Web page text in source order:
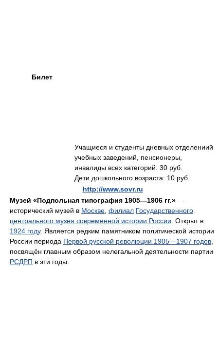
Билет
Учащиеся и студенты дневных отделениий
учебных заведений, пенсионеры,
инвалиды всех категорий: 30 руб.
Дети дошкольного возраста: 10 руб.
http://www.sovr.ru
Музей «Подпольная типография 1905—1906 гг.» —
исторический музей в Москве филиал Государственного
центрального музея современной истории России . Открыт в
1924 году. Является редким памятником политической истории
России периода Первой русской революции 1905—1907 годов
посвящён главным образом нелегальной деятельности партии
РСДРП в эти годы.